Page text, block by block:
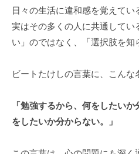
日々の生活に違和感を覚えてい
実はその多くの人に共通してい
い」のではなく、「選択肢を知
ビートたけしの言葉に、こんな
「勉強するから、何をしたい
をしたいか分からない。」